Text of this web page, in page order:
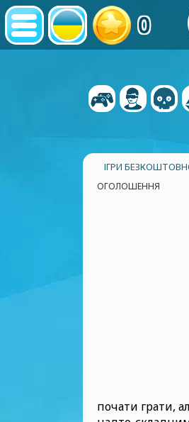
0
ІГРИ
ОГОЛОШЕННЯ
почати грати,